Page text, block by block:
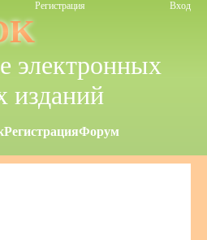
Регистрация Вход
электронных
изданий
РегистрацияФорум